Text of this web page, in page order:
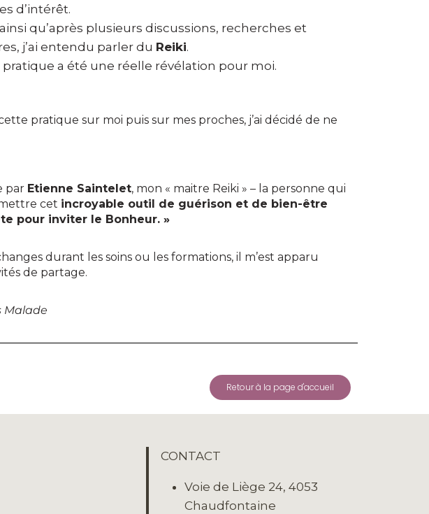
d’intérêt.
ainsi qu’après plusieurs discussions, recherches et
j’ai entendu parler du Reiki.
pratique a été une réelle révélation pour moi.
pratique sur moi puis sur mes proches, j’ai décidé de ne
par Etienne Saintelet, mon « maitre Reiki » – la personne qui
cet incroyable outil de guérison et de bien-être
pour inviter le Bonheur. »
durant les soins ou les formations, il m’est apparu
de partage.
Malade
Retour à la page d'accueil
CONTACT
Voie de Liège 24, 4053
Chaudfontaine